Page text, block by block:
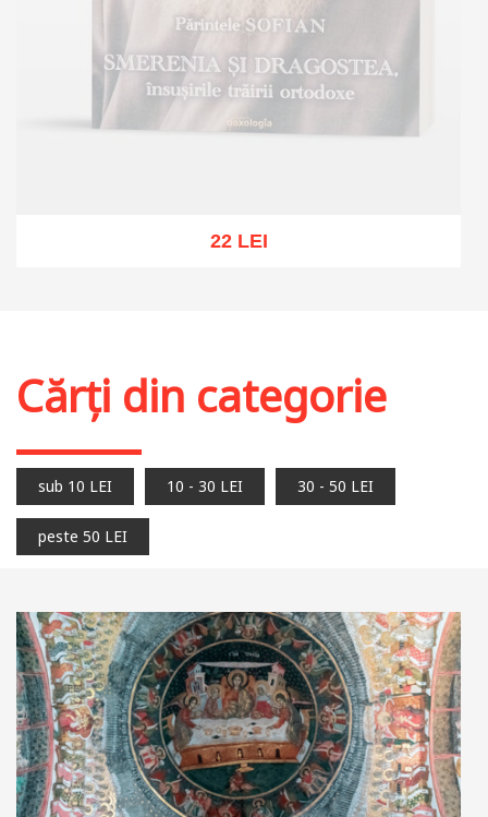
22 LEI
Cărți din categorie
sub 10 LEI 10 - 30 LEI 30 - 50 LEI
peste 50 LEI